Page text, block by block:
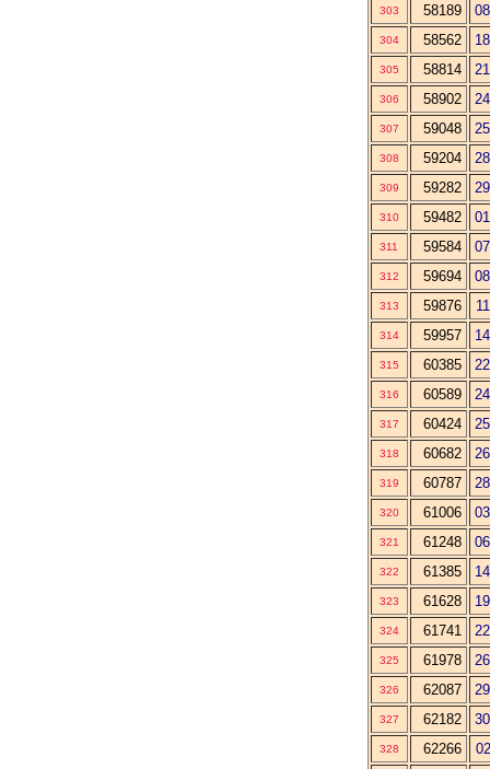
303 58189
304 58562
305 58814
306 58902
307 59048
308 59204
309 59282
310 59482
311 59584
312 59694
313 59876
314 59957
315 60385
316 60589
317 60424
318 60682
319 60787
320 61006
321 61248
322 61385
323 61628
324 61741
325 61978
326 62087
327 62182
328 62266